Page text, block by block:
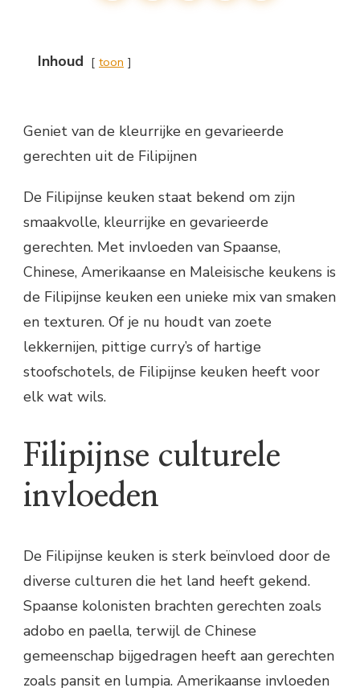
Inhoud toon
Geniet van de kleurrijke en gevarieerde
gerechten uit de Filipijnen
De Filipijnse keuken staat bekend om zijn
smaakvolle, kleurrijke en gevarieerde
gerechten. Met invloeden van Spaanse,
Chinese, Amerikaanse en Maleisische keukens is
de Filipijnse keuken een unieke mix van smaken
en texturen. Of je nu houdt van zoete
lekkernijen, pittige curry’s of hartige
stoofschotels, de Filipijnse keuken heeft voor
elk wat wils.
Filipijnse culturele
invloeden
De Filipijnse keuken is sterk beïnvloed door de
diverse culturen die het land heeft gekend.
Spaanse kolonisten brachten gerechten zoals
adobo en paella, terwijl de Chinese
gemeenschap bijgedragen heeft aan gerechten
zoals pansit en lumpia. Amerikaanse invloeden